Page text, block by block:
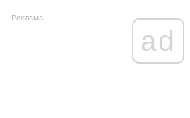
Реклама
ad